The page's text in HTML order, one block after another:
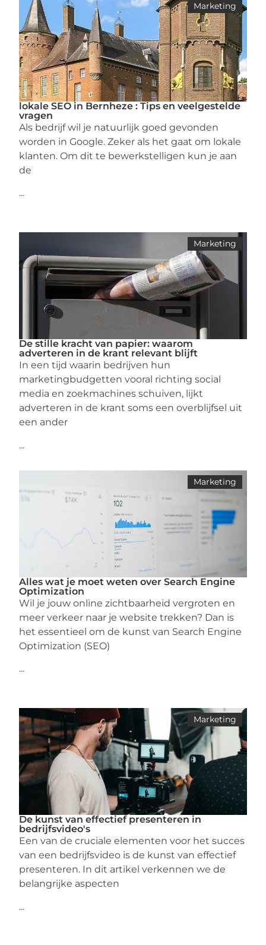
Marketing
lokale SEO in Bernheze : Tips en veelgestelde
vragen
Als bedrijf wil je natuurlijk goed gevonden
worden in Google. Zeker als het gaat om lokale
klanten. Om dit te bewerkstelligen kun je aan
de
...
Marketing
De stille kracht van papier: waarom
adverteren in de krant relevant blijft
In een tijd waarin bedrijven hun
marketingbudgetten vooral richting social
media en zoekmachines schuiven, lijkt
adverteren in de krant soms een overblijfsel uit
een ander
...
Marketing
Alles wat je moet weten over Search Engine
Optimization
Wil je jouw online zichtbaarheid vergroten en
meer verkeer naar je website trekken? Dan is
het essentieel om de kunst van Search Engine
Optimization (SEO)
...
Marketing
De kunst van effectief presenteren in
bedrijfsvideo's
Een van de cruciale elementen voor het succes
van een bedrijfsvideo is de kunst van effectief
presenteren. In dit artikel verkennen we de
belangrijke aspecten
...